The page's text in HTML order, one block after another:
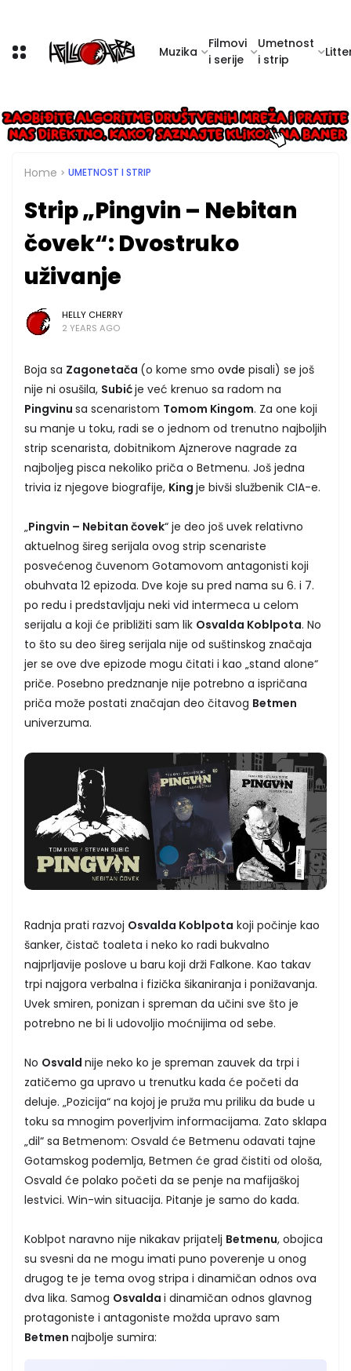
Muzika
Filmovi
i serije
Umetnost
i strip
Home UMETNOST I STRIP
Strip „Pingvin – Nebitan
čovek“: Dvostruko
uživanje
HELLY CHERRY
2 YEARS AGO
Boja sa Zagonetača (o kome smo ovde pisali) se još
nije ni osušila, Subićje već krenuo sa radom na
Pingvinu sa scenaristom Tomom Kingom. Za one koji
su manje u toku, radi se o jednom od trenutno najboljih
strip scenarista, dobitnikom Ajznerove nagrade za
najboljeg pisca nekoliko priča o Betmenu. Još jedna
trivia iz njegove biografije, King je bivši službenik CIA-e.
„Pingvin – Nebitan čovek“ je deo još uvek relativno
aktuelnog šireg serijala ovog strip scenariste
posvećenog čuvenom Gotamovom antagonisti koji
obuhvata 12 epizoda. Dve koje su pred nama su 6. i 7.
po redu i predstavljaju neki vid intermeca u celom
serijalu a koji će približiti sam lik Osvalda Koblpota. No
to što su deo šireg serijala nije od suštinskog značaja
jer se ove dve epizode mogu čitati i kao „stand alone“
priče. Posebno predznanje nije potrebno a ispričana
priča može postati značajan deo čitavog Betmen
univerzuma.
Radnja prati razvoj Osvalda Koblpota koji počinje kao
šanker, čistač toaleta i neko ko radi bukvalno
najprljavije poslove u baru koji drži Falkone. Kao takav
trpi najgora verbalna i fizička šikaniranja i ponižavanja.
Uvek smiren, ponizan i spreman da učini sve što je
potrebno ne bi li udovoljio moćnijima od sebe.
No Osvald nije neko ko je spreman zauvek da trpi i
zatičemo ga upravo u trenutku kada će početi da
deluje. „Pozicija“ na kojoj je pruža mu priliku da bude u
toku sa mnogim poverljvim informacijama. Zato sklapa
„dil“ sa Betmenom: Osvald će Betmenu odavati tajne
Gotamskog podemlja, Betmen će grad čistiti od ološa,
Osvald će polako početi da se penje na mafijaškoj
lestvici. Win-win situacija. Pitanje je samo do kada.
Koblpot naravno nije nikakav prijatelj Betmenu, obojica
su svesni da ne mogu imati puno poverenje u onog
drugog te je tema ovog stripa i dinamičan odnos ova
dva lika. Samog Osvalda i dinamičan odnos glavnog
protagoniste i antagoniste možda upravo sam
Betmen najbolje sumira: